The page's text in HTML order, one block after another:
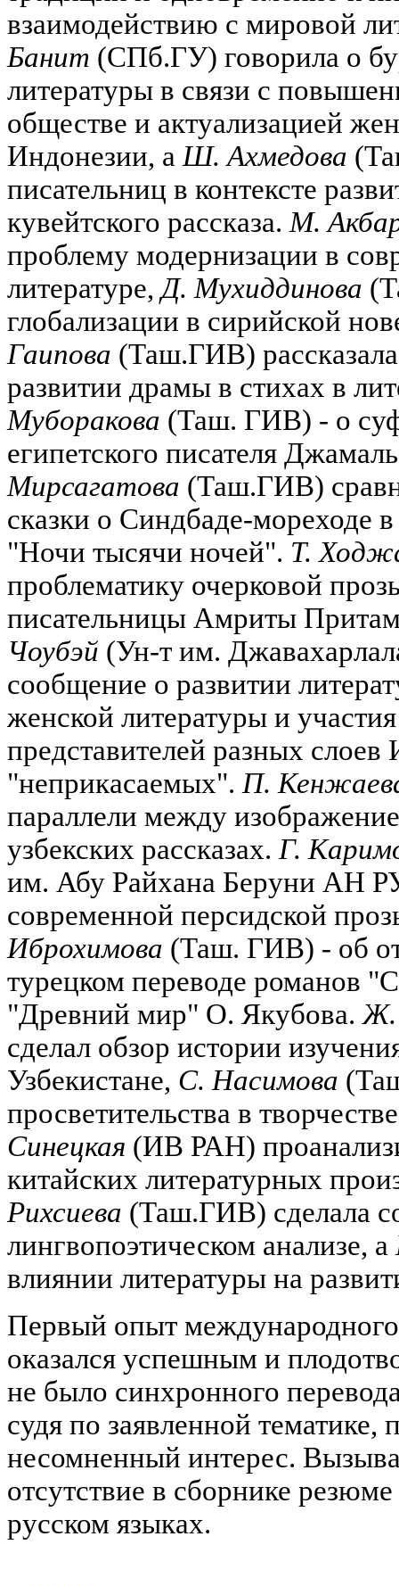
взаимодействию с мировой
Банит (СПб.ГУ) говорила о
литературы в связи с
обществе и актуализацией
Индонезии, а Ш. Ахмедова
писательниц в контексте
кувейтского рассказа. М.
проблему модернизации в
литературе,Д. Мухиддинова
глобализации в сирийской
Гаипова (Таш.ГИВ)
развитии драмы в стихах в
Муборакова (Таш. ГИВ) - о
египетского писателя
Мирсагатова (Таш.ГИВ)
сказки о Синдбаде-мореходе
"Ночи тысячи ночей". Т.
проблематику очерковой
писательницы Амриты
Чоубэй (Ун-т им.
сообщение о развитии
женской литературы и
представителей разных
"неприкасаемых". П.
параллели между
узбекских рассказах. Г.
им. Абу Райхана Беруни АН
современной персидской
Иброхимова (Таш. ГИВ) - об
турецком переводе романов
"Древний мир" О. Якубова. Ж.
сделал обзор истории
Узбекистане, С. Насимова
просветительства в
Синецкая (ИВ РАН)
китайских литературных
Рихсиева (Таш.ГИВ) сделала
лингвопоэтическом анализе, а
влиянии литературы на
Первый опыт
оказался успешным и
не было синхронного
судя по заявленной тематике,
несомненный интерес.
отсутствие в сборнике
русском языках.